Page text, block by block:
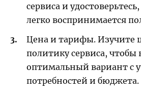
сервиса и
легко воспринимается
Цена и тарифы. Изучите
политику сервиса, чтобы
оптимальный вариант с
потребностей и бюджета.